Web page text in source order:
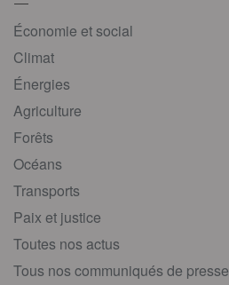
Économie et social
Climat
Énergies
Agriculture
Forêts
Océans
Transports
Paix et justice
Toutes nos actus
Tous nos communiqués de presse